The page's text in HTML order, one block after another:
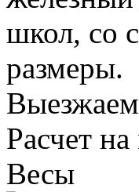
школ, со
размеры.
Расчет на
Весы